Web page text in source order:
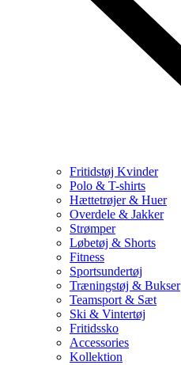
Fritidstøj Kvinder
Polo & T-shirts
Hættetrøjer & Huer
Overdele & Jakker
Strømper
Løbetøj & Shorts
Fitness
Sportsundertøj
Træningstøj & Bukser
Teamsport & Sæt
Ski & Vintertøj
Fritidssko
Accessories
Kollektion